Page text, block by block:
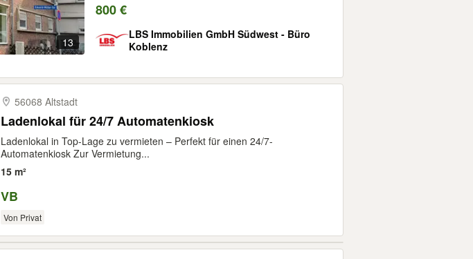
13
800 €
LBS Immobilien GmbH Südwest - Büro
Koblenz
56068 Altstadt
Ladenlokal für 24/7 Automatenkiosk
Ladenlokal in Top-Lage zu vermieten – Perfekt für einen 24/7-
Automatenkiosk Zur Vermietung...
15 m²
VB
Von Privat